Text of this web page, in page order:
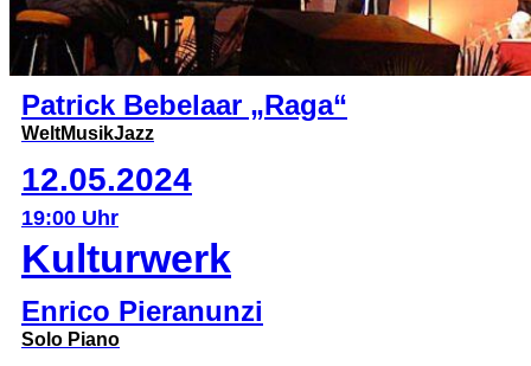
Patrick Bebelaar „Raga“
WeltMusikJazz
12.05.2024
19:00 Uhr
Kulturwerk
Enrico Pieranunzi
Solo Piano